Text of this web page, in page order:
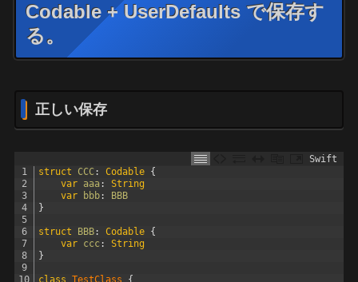
Codable + UserDefaults で保存す
る。
正しい保存
Swift
1
2
3
4
5
6
7
8
9
10
struct CCC : Codable {
var aaa :
String
var
bbb :
BBB
}
struct BBB : Codable {
var ccc :
String
}
class TestClass
{